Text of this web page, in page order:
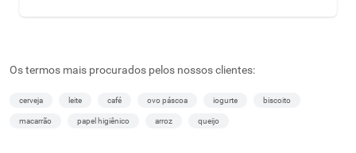
Os termos mais procurados pelos nossos clientes:
cerveja leite café ovo páscoa iogurte biscoito
macarrão papel higiênico arroz queijo